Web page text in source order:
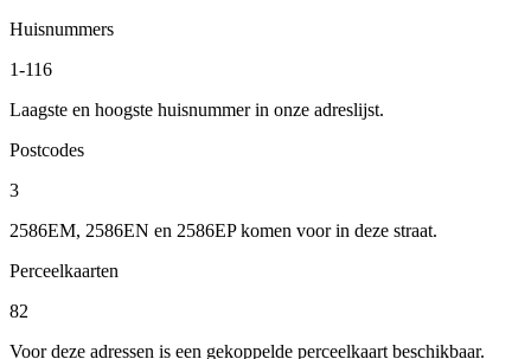
Huisnummers
1-116
Laagste en hoogste huisnummer in onze adreslijst.
Postcodes
3
2586EM, 2586EN en 2586EP komen voor in deze straat.
Perceelkaarten
82
Voor deze adressen is een gekoppelde perceelkaart beschikbaar.